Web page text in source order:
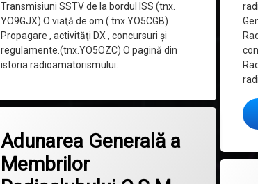
Transmisiuni SSTV de la bordul ISS (tnx.
YO9GJX) O viaţă de om ( tnx.YO5CGB)
Propagare , activităţi DX , concursuri şi
regulamente.(tnx.YO5OZC) O pagină din
istoria radioamatorismului.
Adunarea Generală a
Membrilor
la Adunarea Generală a Membrilor